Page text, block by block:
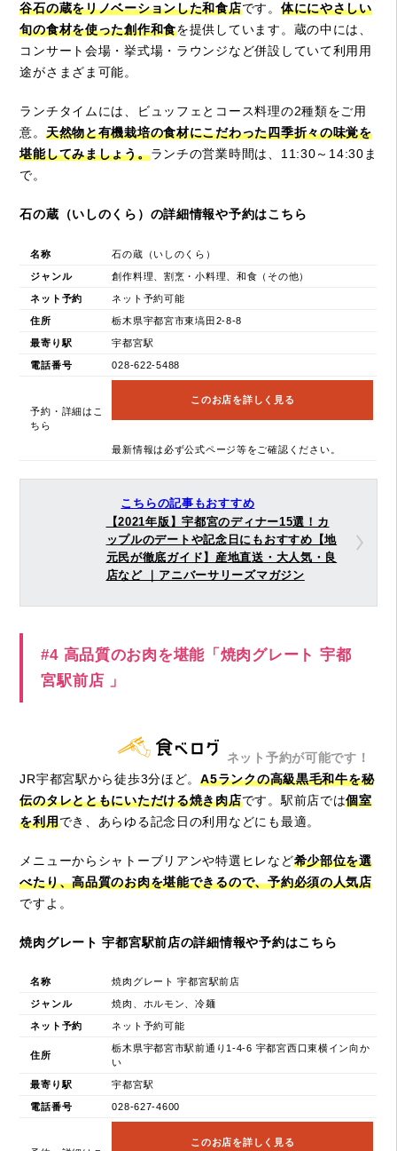
谷石の蔵をリノベーションした和食店です。 体ににやさしい
旬の食材を使った創作和食を提供しています。蔵の中には、
コンサート会場・挙式場・ラウンジなど併設していて利用用
途がさまざま可能。
ランチタイムには、ビュッフェとコース料理の2種類をご用
意。 天然物と有機栽培の食材にこだわった四季折々の味覚を
堪能してみましょう。ランチの営業時間は、11:30～14:30ま
で。
石の蔵（いしのくら）の詳細情報や予約はこちら
名称 石の蔵（いしのくら）
ジャンル 創作料理、割烹・小料理、和食（その他）
ネット予約 ネット予約可能
住所 栃木県宇都宮市東塙田2-8-8
最寄り駅 宇都宮駅
電話番号 028-622-5488
予約・詳細はこ
ちら
このお店を詳しく見る
最新情報は必ず公式ページ等をご確認ください。
こちらの記事もおすすめ
【2021年版】宇都宮のディナー15選！カ
ップルのデートや記念日にもおすすめ【地
元民が徹底ガイド】産地直送・大人気・良
店など ｜アニバーサリーズマガジン
#4 高品質のお肉を堪能「焼肉グレート 宇都
宮駅前店 」
ネット予約が可能です！
JR宇都宮駅から徒歩3分ほど。A5ランクの高級黒毛和牛を秘
伝のタレとともにいただける焼き肉店です。駅前店では個室
を利用でき、あらゆる記念日の利用などにも最適。
メニューからシャトーブリアンや特選ヒレなど希少部位を選
べたり、高品質のお肉を堪能できるので、予約必須の人気店
ですよ。
焼肉グレート 宇都宮駅前店の詳細情報や予約はこちら
名称 焼肉グレート 宇都宮駅前店
ジャンル 焼肉、ホルモン、冷麺
ネット予約 ネット予約可能
住所
栃木県宇都宮市駅前通り1-4-6 宇都宮西口東横イン向か
い
最寄り駅 宇都宮駅
電話番号 028-627-4600
このお店を詳しく見る